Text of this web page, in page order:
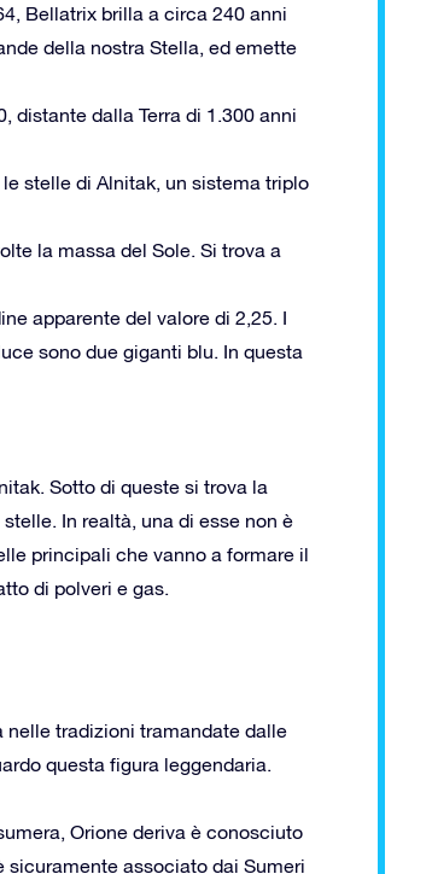
Bellatrix brilla a circa 240 anni
della nostra Stella, ed emette
distante dalla Terra di 1.300 anni
stelle di Alnitak, un sistema triplo
la massa del Sole. Si trova a
apparente del valore di 2,25. I
sono due giganti blu. In questa
Sotto di queste si trova la
In realtà, una di esse non è
principali che vanno a formare il
di polveri e gas.
nelle tradizioni tramandate dalle
questa figura leggendaria.
Orione deriva è conosciuto
sicuramente associato dai Sumeri